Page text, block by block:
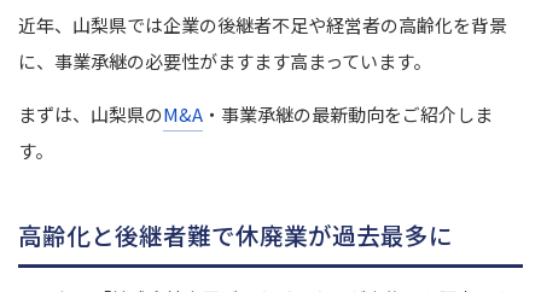
近年、山梨県では企業の後継者不足や経営者の高齢化を背景
に、事業承継の必要性がますます高まっています。
まずは、山梨県のM&A ・事業承継の最新動向をご紹介しま
す。
高齢化と後継者難で休廃業が過去最多に